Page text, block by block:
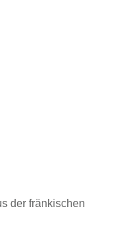
der fränkischen